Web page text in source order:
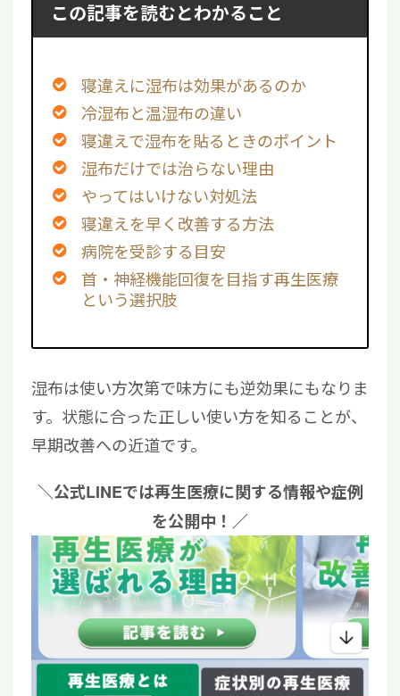
この記事を読むとわかること
寝違えに湿布は効果があるのか
冷湿布と温湿布の違い
寝違えで湿布を貼るときのポイント
湿布だけでは治らない理由
やってはいけない対処法
寝違えを早く改善する方法
病院を受診する目安
首・神経機能回復を目指す再生医療
という選択肢
湿布は使い方次第で味方にも逆効果にもなりま
す。状態に合った正しい使い方を知ることが、
早期改善への近道です。
＼公式LINEでは再生医療に関する情報や症例
を公開中！／